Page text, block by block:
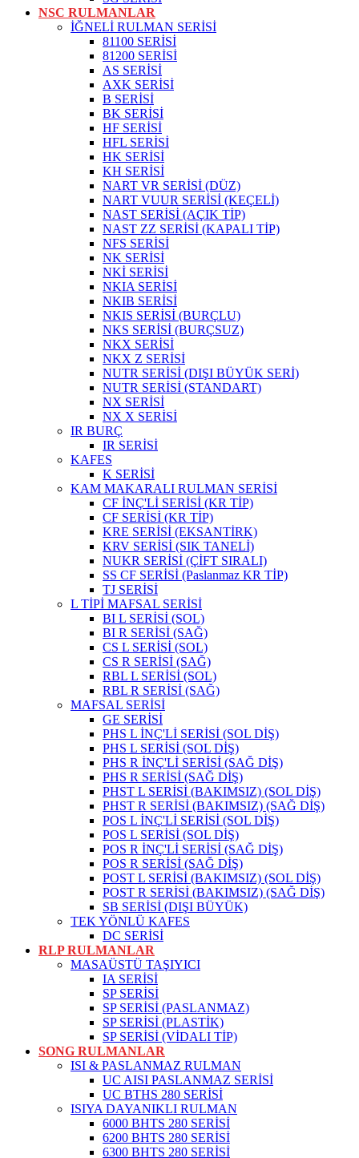
NSC RULMANLAR
İĞNELİ RULMAN SERİSİ
81100 SERİSİ
81200 SERİSİ
AS SERİSİ
AXK SERİSİ
B SERİSİ
BK SERİSİ
HF SERİSİ
HFL SERİSİ
HK SERİSİ
KH SERİSİ
NART VR SERİSİ (DÜZ)
NART VUUR SERİSİ (KEÇELİ)
NAST SERİSİ (AÇIK TİP)
NAST ZZ SERİSİ (KAPALI TİP)
NFS SERİSİ
NK SERİSİ
NKİ SERİSİ
NKIA SERİSİ
NKIB SERİSİ
NKIS SERİSİ (BURÇLU)
NKS SERİSİ (BURÇSUZ)
NKX SERİSİ
NKX Z SERİSİ
NUTR SERİSİ (DIŞI BÜYÜK SERİ)
NUTR SERİSİ (STANDART)
NX SERİSİ
NX X SERİSİ
IR BURÇ
IR SERİSİ
KAFES
K SERİSİ
KAM MAKARALI RULMAN SERİSİ
CF İNÇ'Lİ SERİSİ (KR TİP)
CF SERİSİ (KR TİP)
KRE SERİSİ (EKSANTİRK)
KRV SERİSİ (SIK TANELİ)
NUKR SERİSİ (ÇİFT SIRALI)
SS CF SERİSİ (Paslanmaz KR TİP)
TJ SERİSİ
L TİPİ MAFSAL SERİSİ
BI L SERİSİ (SOL)
BI R SERİSİ (SAĞ)
CS L SERİSİ (SOL)
CS R SERİSİ (SAĞ)
RBL L SERİSİ (SOL)
RBL R SERİSİ (SAĞ)
MAFSAL SERİSİ
GE SERİSİ
PHS L İNÇ'Lİ SERİSİ (SOL DİŞ)
PHS L SERİSİ (SOL DİŞ)
PHS R İNÇ'Lİ SERİSİ (SAĞ DİŞ)
PHS R SERİSİ (SAĞ DİŞ)
PHST L SERİSİ (BAKIMSIZ) (SOL DİŞ)
PHST R SERİSİ (BAKIMSIZ) (SAĞ DİŞ)
POS L İNÇ'Lİ SERİSİ (SOL DİŞ)
POS L SERİSİ (SOL DİŞ)
POS R İNÇ'Lİ SERİSİ (SAĞ DİŞ)
POS R SERİSİ (SAĞ DİŞ)
POST L SERİSİ (BAKIMSIZ) (SOL DİŞ)
POST R SERİSİ (BAKIMSIZ) (SAĞ DİŞ)
SB SERİSİ (DIŞI BÜYÜK)
TEK YÖNLÜ KAFES
DC SERİSİ
RLP RULMANLAR
MASAÜSTÜ TAŞIYICI
IA SERİSİ
SP SERİSİ
SP SERİSİ (PASLANMAZ)
SP SERİSİ (PLASTİK)
SP SERİSİ (VİDALI TİP)
SONG RULMANLAR
ISI & PASLANMAZ RULMAN
UC AISI PASLANMAZ SERİSİ
UC BTHS 280 SERİSİ
ISIYA DAYANIKLI RULMAN
6000 BHTS 280 SERİSİ
6200 BHTS 280 SERİSİ
6300 BHTS 280 SERİSİ